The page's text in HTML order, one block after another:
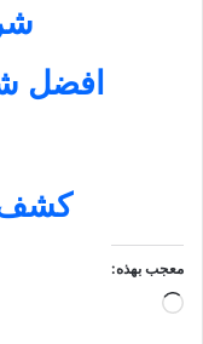
افضل
كشف
معجب بهذه:
جاري